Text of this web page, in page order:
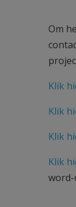
Om
Klik
Klik
Klik
Klik
word-